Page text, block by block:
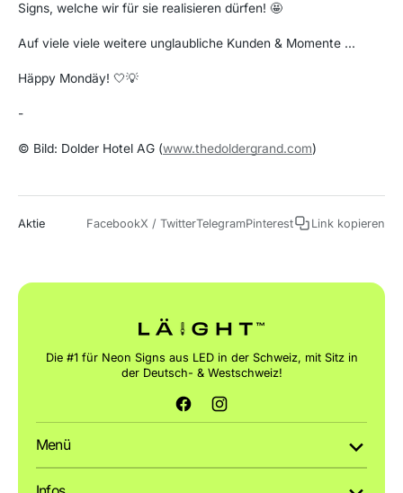
Signs, welche wir für sie realisieren dürfen! 🤩
Auf viele viele weitere unglaubliche Kunden & Momente ...
Häppy Mondäy! 🤍💡
-
© Bild: Dolder Hotel AG (www.thedoldergrand.com)
Aktie FacebookX / TwitterTelegramPinterest Link kopieren
Die #1 für Neon Signs aus LED in der Schweiz, mit Sitz in
der Deutsch- & Westschweiz!
FacebookInstagram
Menü